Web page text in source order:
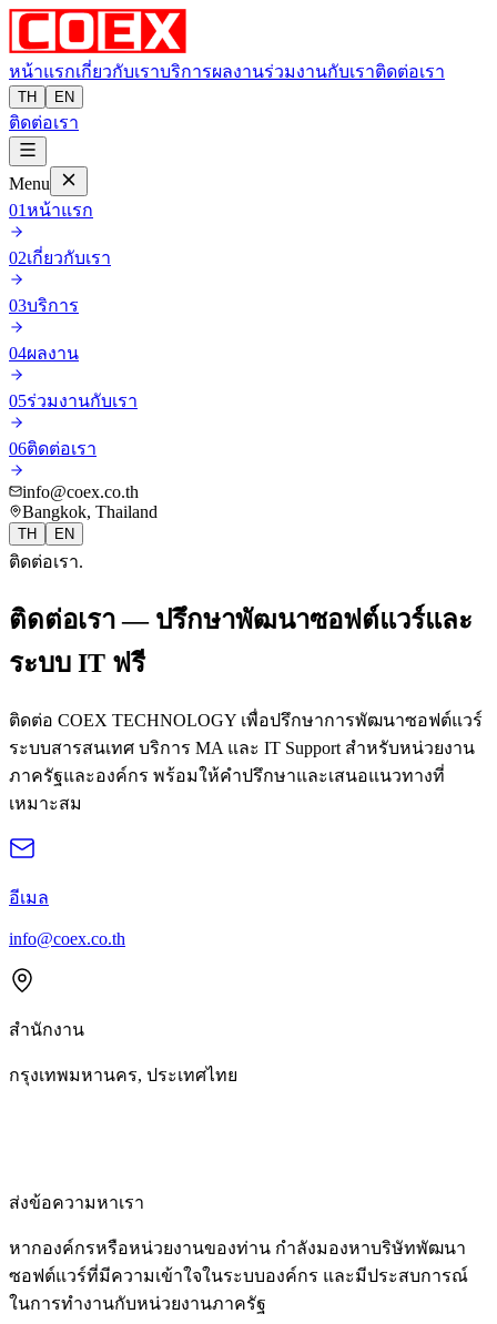
หน้าแรกเกี่ยวกับเราบริการผลงานร่วมงานกับเราติดต่อเรา
TH EN
ติดต่อเรา
Menu
01หน้าแรก
02เกี่ยวกับเรา
03บริการ
04ผลงาน
05ร่วมงานกับเรา
06ติดต่อเรา
info@coex.co.th
Bangkok, Thailand
TH EN
ติดต่อเรา.
ติดต่อเรา — ปรึกษาพัฒนาซอฟต์แวร์และ
ระบบ IT ฟรี
ติดต่อ COEX TECHNOLOGY เพื่อปรึกษาการพัฒนาซอฟต์แวร์
ระบบสารสนเทศ บริการ MA และ IT Support สำหรับหน่วยงาน
ภาครัฐและองค์กร พร้อมให้คำปรึกษาและเสนอแนวทางที่
เหมาะสม
อีเมล
info@coex.co.th
สำนักงาน
กรุงเทพมหานคร, ประเทศไทย
ส่งข้อความหาเรา
หากองค์กรหรือหน่วยงานของท่าน กำลังมองหาบริษัทพัฒนา
ซอฟต์แวร์ที่มีความเข้าใจในระบบองค์กร และมีประสบการณ์
ในการทำงานกับหน่วยงานภาครัฐ